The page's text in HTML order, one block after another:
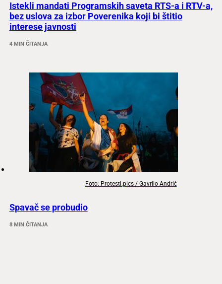
Istekli mandati Programskih saveta RTS-a i RTV-a,
bez uslova za izbor Poverenika koji bi štitio
interese javnosti
4 MIN ČITANJA
Foto: Protesti.pics / Gavrilo Andrić
Spavač se probudio
8 MIN ČITANJA